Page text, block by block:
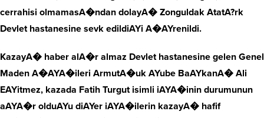
cerrahisi olmamasA�ndan dolayA� Zonguldak AtatA?rk
Devlet hastanesine sevk edildiAYi A�AYrenildi.
KazayA� haber alA�r almaz Devlet hastanesine gelen Genel
Maden A�AYA�ileri ArmutA�uk AYube BaAYkanA� Ali
EAYitmez, kazada Fatih Turgut isimli iAYA�inin durumunun
aAYA�r olduAYu diAYer iAYA�ilerin kazayA� hafif